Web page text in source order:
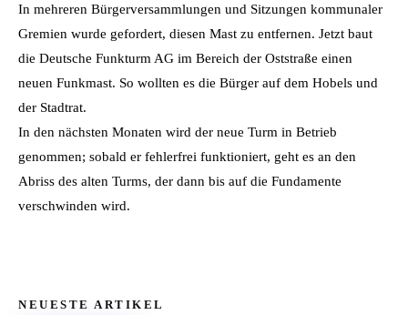
In mehreren Bürgerversammlungen und Sitzungen kommunaler
Gremien wurde gefordert, diesen Mast zu entfernen. Jetzt baut
die Deutsche Funkturm AG im Bereich der Oststraße einen
neuen Funkmast. So wollten es die Bürger auf dem Hobels und
der Stadtrat.
In den nächsten Monaten wird der neue Turm in Betrieb
genommen; sobald er fehlerfrei funktioniert, geht es an den
Abriss des alten Turms, der dann bis auf die Fundamente
verschwinden wird.
NEUESTE ARTIKEL